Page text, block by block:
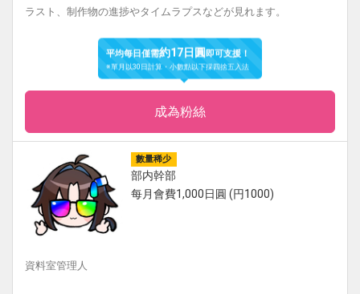
ラスト、制作物の進捗やタイムラプスなどが見れます。
平均每日僅需約17日圓即可支援！
※單月以30日計算・小數點以下採四捨五入法
成為粉絲
數量稀少
部内幹部
每月會費1,000日圓 (円1000)
資料室管理人